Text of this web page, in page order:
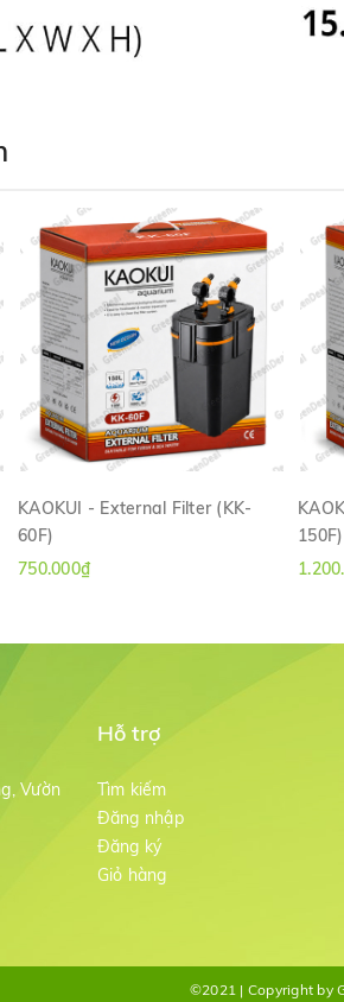
KAOKUI - External Filter (KK-
60F)
750.000₫
150F)
Vườn
Hỗ trợ
Tìm kiếm
Đăng nhập
Đăng ký
Giỏ hàng
©2021 | Copyright by